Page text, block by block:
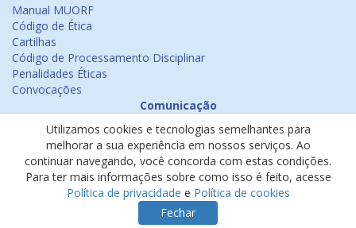
Manual MUORF
Código de Ética
Cartilhas
Código de Processamento Disciplinar
Penalidades Éticas
Convocações
Comunicação
Emissão de Certificados
Psicologia na Mídia
Ouvidoria
Política de cookies
Política de privacidade
Utilizamos cookies e tecnologias semelhantes para
melhorar a sua experiência em nossos serviços. Ao
continuar navegando, você concorda com estas condições.
Para ter mais informações sobre como isso é feito, acesse
Política de privacidade e Política de cookies
Fechar